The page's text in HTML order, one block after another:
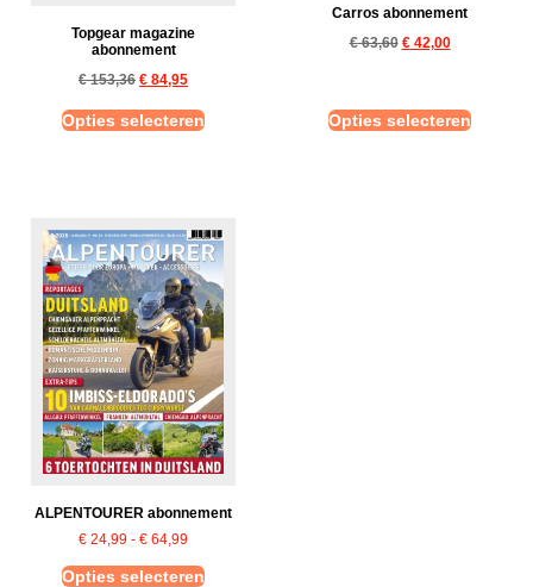
Topgear magazine
abonnement
€153,36 € 84,95
Opties selecteren
Carros abonnement
€63,60 €42,00
Opties selecteren
ALPENTOURER abonnement
€ 24,99 - € 64,99
Opties selecteren